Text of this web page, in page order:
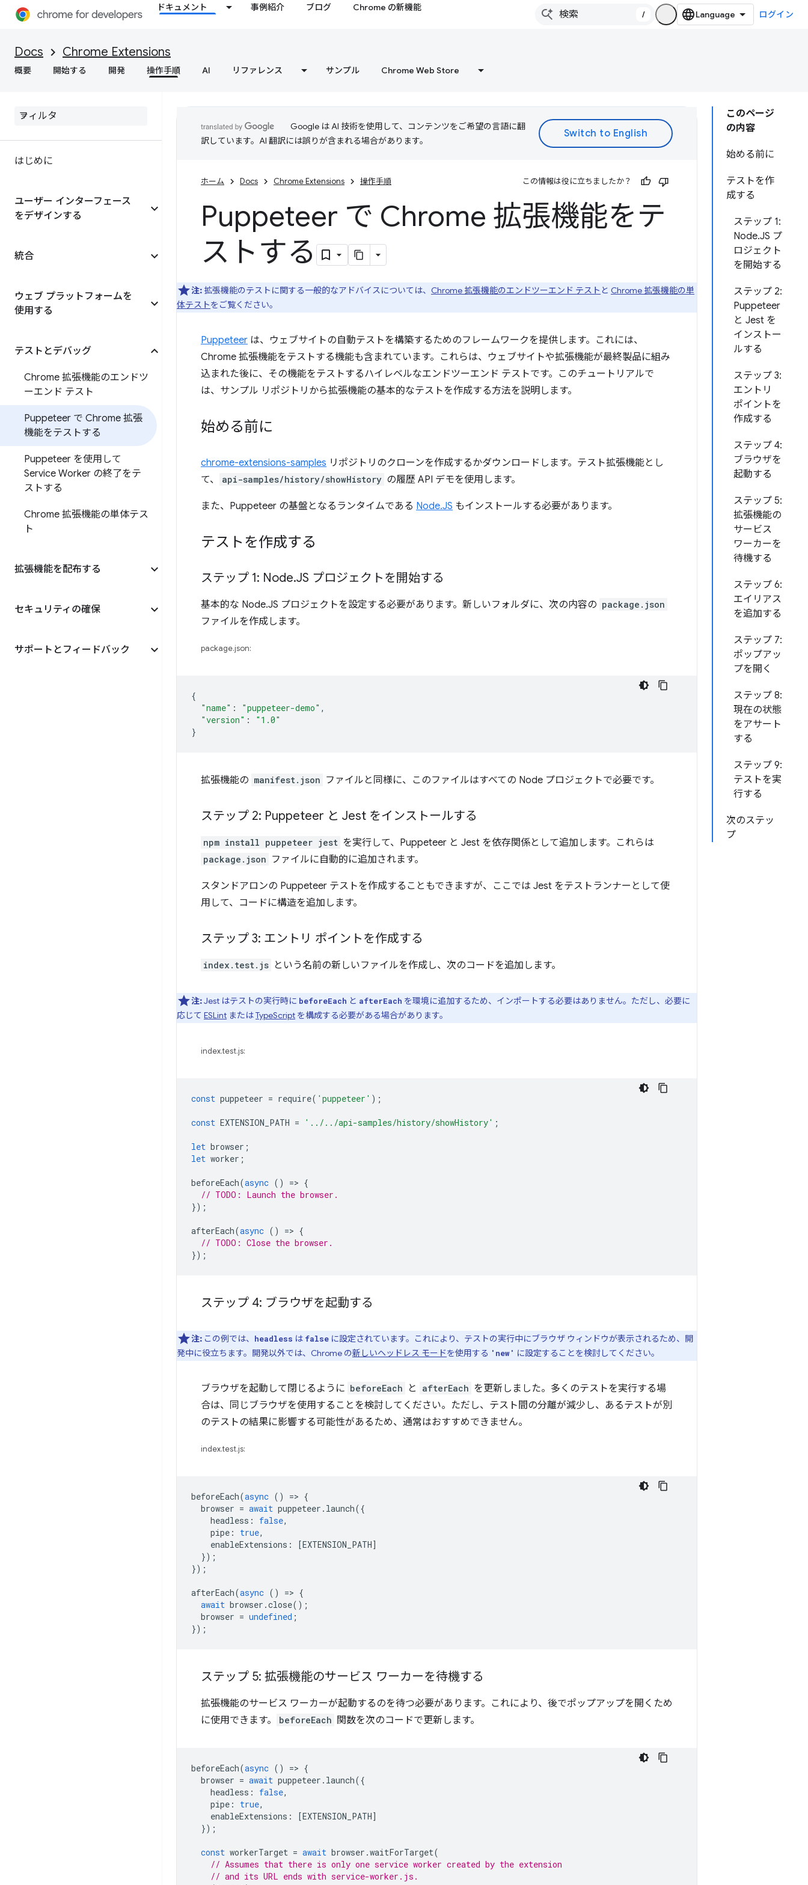
ドキュメント 事例紹介 ブログ Chrome の新機能
/ ログイン
Docs Chrome Extensions
概要 開始する 開発 操作手順 AI リファレンス サンプル Chrome Web Store
はじめに
ユーザー インターフェース
をデザインする
統合
ウェブ プラットフォームを
使用する
テストとデバッグ
Chrome 拡張機能のエンドツ
ーエンド テスト
Puppeteer で Chrome 拡張
機能をテストする
Puppeteer を使用して
Service Worker の終了をテ
ストする
Chrome 拡張機能の単体テス
ト
拡張機能を配布する
セキュリティの確保
サポートとフィードバック
このページ
の内容
始める前に
テストを作
成する
ステップ 1:
Node.JS プ
ロジェクト
を開始する
ステップ 2:
Puppeteer
と Jest を
インストー
ルする
ステップ 3:
エントリ
ポイントを
作成する
ステップ 4:
ブラウザを
起動する
ステップ 5:
拡張機能の
サービス
ワーカーを
待機する
ステップ 6:
エイリアス
を追加する
ステップ 7:
ポップアッ
プを開く
ステップ 8:
現在の状態
をアサート
する
ステップ 9:
テストを実
行する
次のステッ
プ
Google は AI 技術を使用して、コンテンツをご希望の言語に翻
訳しています。AI 翻訳には誤りが含まれる場合があります。
ホーム Docs Chrome Extensions 操作手順 この情報は役に立ちましたか？
Puppeteer で Chrome 拡張機能をテ
ストする
注: 拡張機能のテストに関する一般的なアドバイスについては、 Chrome 拡張機能のエンドツーエンド テスト と Chrome 拡張機能の単
体テストをご覧ください。
Puppeteer は、ウェブサイトの自動テストを構築するためのフレームワークを提供します。これには、
Chrome 拡張機能をテストする機能も含まれています。これらは、ウェブサイトや拡張機能が最終製品に組み
込まれた後に、その機能をテストするハイレベルなエンドツーエンド テストです。このチュートリアルで
は、サンプル リポジトリから拡張機能の基本的なテストを作成する方法を説明します。
始める前に
chrome-extensions-samples リポジトリのクローンを作成するかダウンロードします。テスト拡張機能とし
て、
api-samples/history/showHistory の履歴 API デモを使用します。
また、Puppeteer の基盤となるランタイムである Node.JS もインストールする必要があります。
テストを作成する
ステップ 1: Node.JS プロジェクトを開始する
基本的な Node.JS プロジェクトを設定する必要があります。新しいフォルダに、次の内容の package.json
ファイルを作成します。
package.json:
{
"name" : "puppeteer-demo" ,
"version" :
"1.0"
}
拡張機能の manifest.json ファイルと同様に、このファイルはすべての Node プロジェクトで必要です。
ステップ 2: Puppeteer と Jest をインストールする
npm install puppeteer jest を実行して、Puppeteer と Jest を依存関係として追加します。これらは
package.json ファイルに自動的に追加されます。
スタンドアロンの Puppeteer テストを作成することもできますが、ここでは Jest をテストランナーとして使
用して、コードに構造を追加します。
ステップ 3: エントリ ポイントを作成する
index.test.js という名前の新しいファイルを作成し、次のコードを追加します。
注:Jest はテストの実行時に beforeEach と afterEach を環境に追加するため、インポートする必要はありません。ただし、必要に
応じて ESLint またはTypeScript を構成する必要がある場合があります。
index.test.js:
const puppeteer = require( 'puppeteer' );
const EXTENSION_PATH = '../../api-samples/history/showHistory' ;
let browser ;
let worker ;
beforeEach(async () => {
// TODO: Launch the browser.
});
afterEach(async () => {
// TODO: Close the browser.
});
ステップ 4: ブラウザを起動する
注: この例では、 headless は false に設定されています。これにより、テストの実行中にブラウザ ウィンドウが表示されるため、開
発中に役立ちます。開発以外では、Chrome の新しいヘッドレス モードを使用する 'new' に設定することを検討してください。
ブラウザを起動して閉じるように beforeEach と afterEach を更新しました。多くのテストを実行する場
合は、同じブラウザを使用することを検討してください。ただし、テスト間の分離が減少し、あるテストが別
のテストの結果に影響する可能性があるため、通常はおすすめできません。
index.test.js:
beforeEach(async () => {
browser = await puppeteer . launch({
headless : false,
pipe : true,
enableExtensions : [EXTENSION_PATH]
});
});
afterEach(async () => {
await browser .close();
browser = undefined ;
});
ステップ 5: 拡張機能のサービス ワーカーを待機する
拡張機能のサービス ワーカーが起動するのを待つ必要があります。これにより、後でポップアップを開くため
に使用できます。
beforeEach 関数を次のコードで更新します。
beforeEach(async () => {
browser = await puppeteer . launch({
headless : false,
pipe : true,
enableExtensions : [EXTENSION_PATH]
});
const workerTarget = await browser .waitForTarget(
// Assumes that there is only one service worker created by the extension
// and its URL ends with service-worker.js.